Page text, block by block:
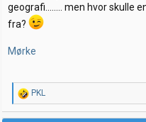
geografi........ men hvor skulle
fra?
Mørke
R
e
a
PKL